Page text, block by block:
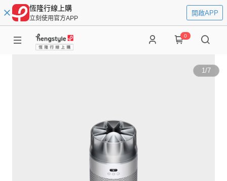
恆隆行線上購
立刻使用官方APP
開啟APP
0
1/7